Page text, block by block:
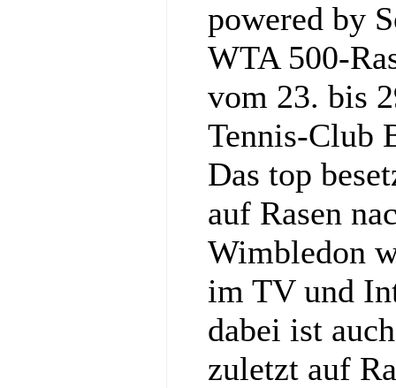
powered by
WTA 500-
vom 23. bis
Tennis‑Club
Das top
auf Rasen
Wimbledon
im TV und
dabei ist
zuletzt auf